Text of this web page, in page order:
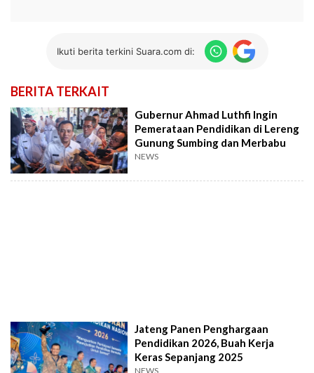
Ikuti berita terkini Suara.com di:
BERITA TERKAIT
Gubernur Ahmad Luthfi Ingin
Pemerataan Pendidikan di Lereng
Gunung Sumbing dan Merbabu
NEWS
Jateng Panen Penghargaan
Pendidikan 2026, Buah Kerja
Keras Sepanjang 2025
NEWS